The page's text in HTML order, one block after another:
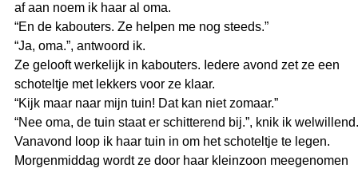
af aan noem ik haar al oma.
“En de kabouters. Ze helpen me nog steeds.”
“Ja, oma.”, antwoord ik.
Ze gelooft werkelijk in kabouters. Iedere avond zet ze een
schoteltje met lekkers voor ze klaar.
“Kijk maar naar mijn tuin! Dat kan niet zomaar.”
“Nee oma, de tuin staat er schitterend bij.”, knik ik welwillend.
Vanavond loop ik haar tuin in om het schoteltje te legen.
Morgenmiddag wordt ze door haar kleinzoon meegenomen